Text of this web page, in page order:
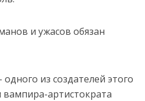
и ужасов обязан
из создателей этого
артистократа